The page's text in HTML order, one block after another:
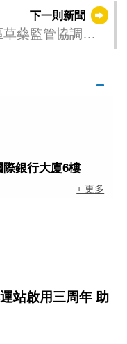
下一則新聞
藥監管協調論
銀行大廈6樓
+ 更多
站啟用三周年 助